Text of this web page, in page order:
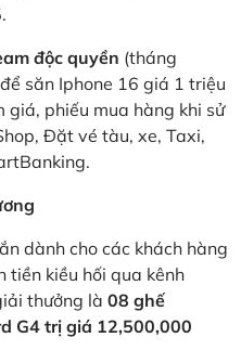
độc quyền (tháng
săn Iphone 16 giá 1 triệu
phiếu mua hàng khi sử
Đặt vé tàu, xe, Taxi,
dành cho các khách hàng
tiền kiều hối qua kênh
thưởng là 08 ghế
G4 trị giá 12,500,000